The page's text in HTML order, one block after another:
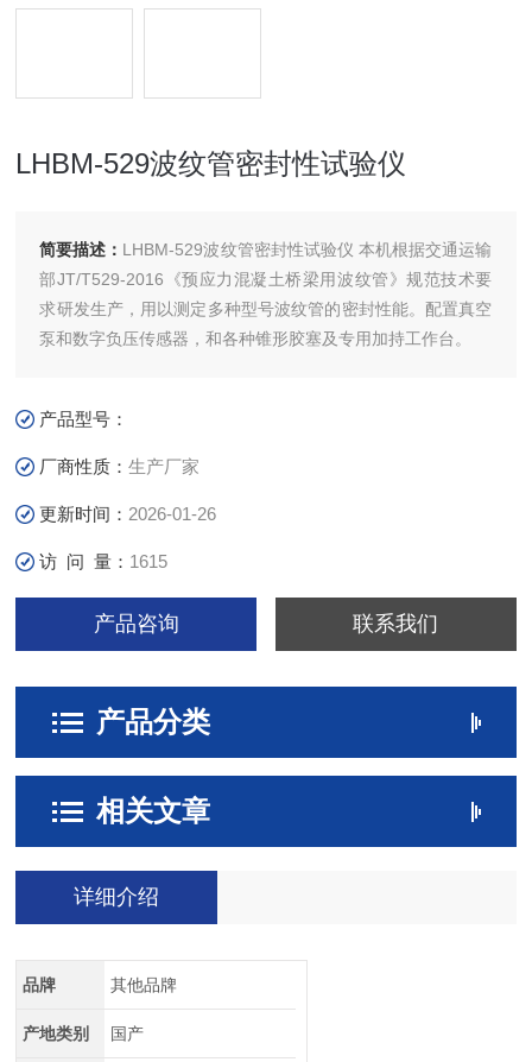
LHBM-529波纹管密封性试验仪
简要描述： LHBM-529波纹管密封性试验仪 本机根据交通运输
部JT/T529-2016《预应力混凝土桥梁用波纹管》规范技术要
求研发生产，用以测定多种型号波纹管的密封性能。配置真空
泵和数字负压传感器，和各种锥形胶塞及专用加持工作台。
产品型号：
厂商性质：生产厂家
更新时间： 2026-01-26
访 问 量： 1615
产品咨询 联系我们
产品分类
相关文章
详细介绍
品牌 其他品牌
产地类别 国产